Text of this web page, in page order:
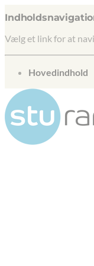
Vælg et link for at
gå til
Hovedindhold